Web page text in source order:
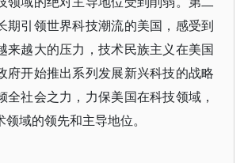
期引领世界科技潮流的美国，感受到
来越大的压力，技术民族主义在美国
府开始推出系列发展新兴科技的战略
全社会之力，力保美国在科技领域，
域的领先和主导地位。